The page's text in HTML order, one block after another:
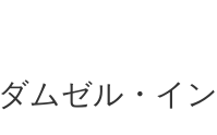
ダムゼル・イ